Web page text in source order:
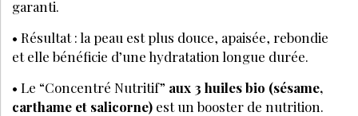
garanti.
• Résultat : la peau est plus douce, apaisée, rebondie
et elle bénéficie d’une hydratation longue durée.
• Le “Concentré Nutritif” aux 3 huiles bio (sésame,
carthame et salicorne) est un booster de nutrition.